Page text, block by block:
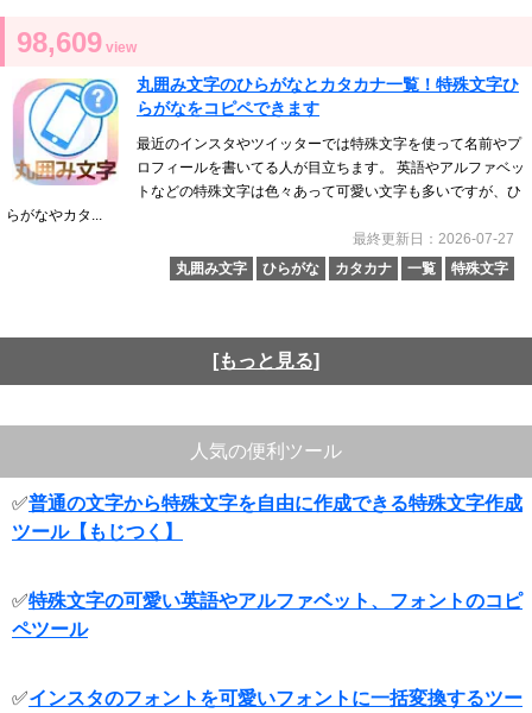
98,609 view
丸囲み文字のひらがなとカタカナ一覧！特殊文字ひ
らがなをコピペできます
最近のインスタやツイッターでは特殊文字を使って名前やプ
ロフィールを書いてる人が目立ちます。 英語やアルファベッ
トなどの特殊文字は色々あって可愛い文字も多いですが、ひ
らがなやカタ...
最終更新日：2026-07-27
丸囲み文字
ひらがな カタカナ 一覧 特殊文字
[もっと見る]
人気の便利ツール
✅普通の文字から特殊文字を自由に作成できる特殊文字作成
ツール【もじつく】
✅特殊文字の可愛い英語やアルファベット、フォントのコピ
ペツール
✅インスタのフォントを可愛いフォントに一括変換するツー